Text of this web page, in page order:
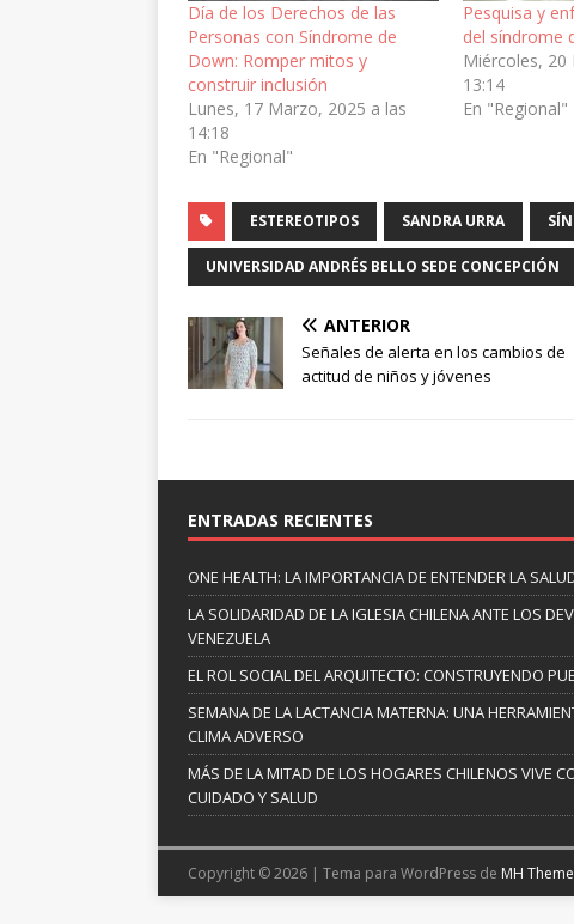
Día de los Derechos de las
Personas con Síndrome de
Down: Romper mitos y
construir inclusión
Lunes, 17 Marzo, 2025 a las
14:18
En "Regional"
Pesquisa y
del síndrome
Miércoles, 20
13:14
En "Regional"
ESTEREOTIPOS SANDRA URRA
UNIVERSIDAD ANDRÉS BELLO SEDE CONCEPCIÓN
ANTERIOR
Señales de alerta en los cambios de
actitud de niños y jóvenes
ENTRADAS RECIENTES
ONE HEALTH: LA IMPORTANCIA DE ENTENDER LA
LA SOLIDARIDAD DE LA IGLESIA CHILENA ANTE LOS
VENEZUELA
EL ROL SOCIAL DEL ARQUITECTO: CONSTRUYENDO
SEMANA DE LA LACTANCIA MATERNA: UNA
CLIMA ADVERSO
MÁS DE LA MITAD DE LOS HOGARES CHILENOS VIVE
CUIDADO Y SALUD
Copyright © 2026 | Tema para WordPress de MH